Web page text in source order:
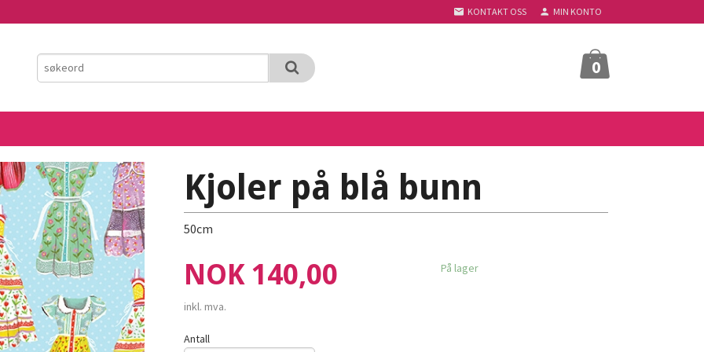
KONTAKT OSS MIN KONTO
0
Kjoler på blå bunn
50cm
Pris
NOK 140,00
inkl. mva.
På lager
Antall